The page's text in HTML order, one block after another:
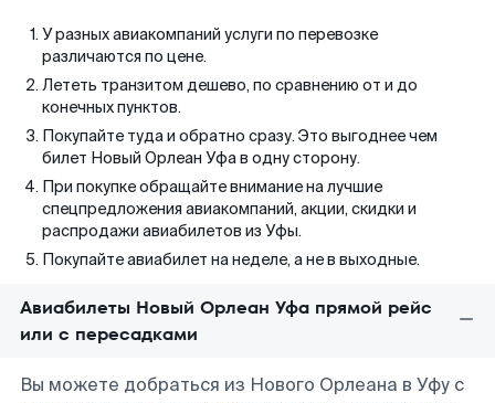
У разных авиакомпаний услуги по перевозке
различаются по цене.
Лететь транзитом дешево, по сравнению от и до
конечных пунктов.
Покупайте туда и обратно сразу. Это выгоднее чем
билет Новый Орлеан Уфа в одну сторону.
При покупке обращайте внимание на лучшие
спецпредложения авиакомпаний, акции, скидки и
распродажи авиабилетов из Уфы.
Покупайте авиабилет на неделе, а не в выходные.
Авиабилеты Новый Орлеан Уфа прямой рейс
или с пересадками
Вы можете добраться из Нового Орлеана в Уфу с